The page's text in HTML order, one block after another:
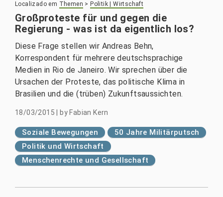
Localizado em Themen > Politik | Wirtschaft
Großproteste für und gegen die
Regierung - was ist da eigentlich los?
Diese Frage stellen wir Andreas Behn,
Korrespondent für mehrere deutschsprachige
Medien in Rio de Janeiro. Wir sprechen über die
Ursachen der Proteste, das politische Klima in
Brasilien und die (trüben) Zukunftsaussichten.
18/03/2015 by Fabian Kern
Soziale Bewegungen
50 Jahre Militärputsch
Politik und Wirtschaft
Menschenrechte und Gesellschaft